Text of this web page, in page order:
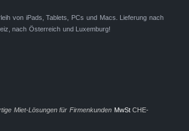
von iPads, Tablets, PCs und Macs. Lieferung nach
nach Österreich und Luxemburg!
Miet-Lösungen für Firmenkunden MwStCHE-